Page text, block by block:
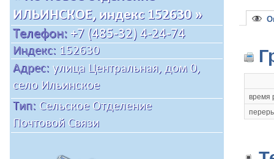
время